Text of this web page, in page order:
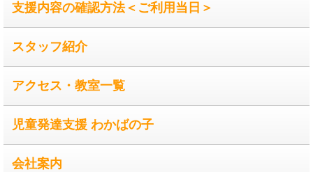
支援内容の確認方法＜ご利用当日＞
スタッフ紹介
アクセス・教室一覧
児童発達支援 わかばの子
会社案内